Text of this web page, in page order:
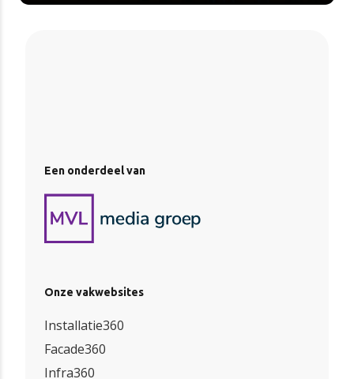
Een onderdeel van
Onze vakwebsites
Installatie360
Facade360
Infra360